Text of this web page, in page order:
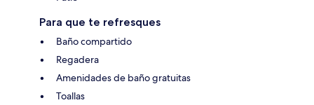
Para que te refresques
Baño compartido
Regadera
Amenidades de baño gratuitas
Toallas